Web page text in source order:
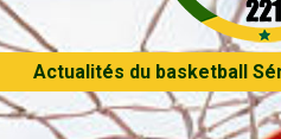
Actualités du basketball